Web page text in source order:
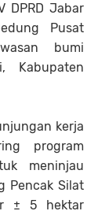
DPRD Jabar
Pusat
bumi
Kabupaten
kerja
program
meninjau
Pencak Silat
± 5 hektar